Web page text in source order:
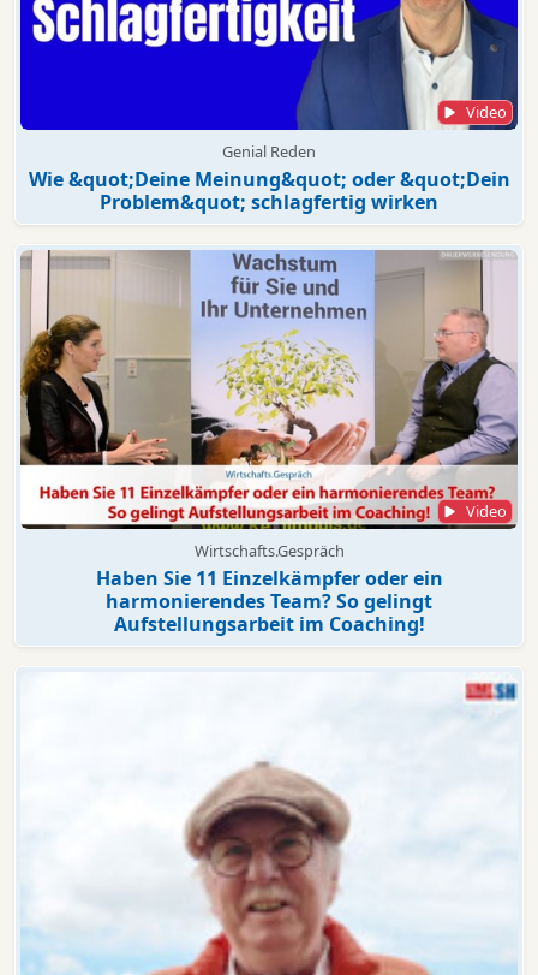
Video
Genial Reden
Wie &quot;Deine Meinung&quot; oder &quot;Dein
Problem&quot; schlagfertig wirken
Video
Wirtschafts.Gespräch
Haben Sie 11 Einzelkämpfer oder ein
harmonierendes Team? So gelingt
Aufstellungsarbeit im Coaching!